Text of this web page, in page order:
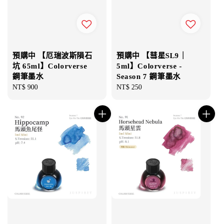
預購中 【厄瑞波斯隕石
坑 65ml】Colorverse
鋼筆墨水
Regular
NT$ 900
預購中 【彗星SL9｜
5ml】Colorverse -
Season 7 鋼筆墨水
Regular
NT$ 250